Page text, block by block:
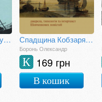
Як Черчилль врятував цивілізацію Спадщина Кобзаря Дармограя: джерела, типологія та інтертекст Шевченкових повістей
Боронь Олександр
169 грн
К
В кошик